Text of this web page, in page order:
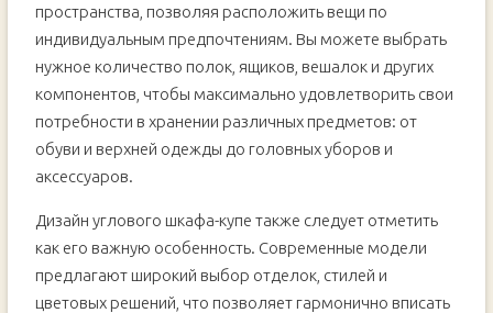
пространства, позволяя расположить вещи по
индивидуальным предпочтениям. Вы можете выбрать
нужное количество полок, ящиков, вешалок и других
компонентов, чтобы максимально удовлетворить свои
потребности в хранении различных предметов: от
обуви и верхней одежды до головных уборов и
аксессуаров.
Дизайн углового шкафа-купе также следует отметить
как его важную особенность. Современные модели
предлагают широкий выбор отделок, стилей и
цветовых решений, что позволяет гармонично вписать